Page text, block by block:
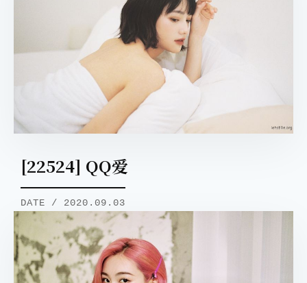
[22524] QQ爱
DATE / 2020.09.03